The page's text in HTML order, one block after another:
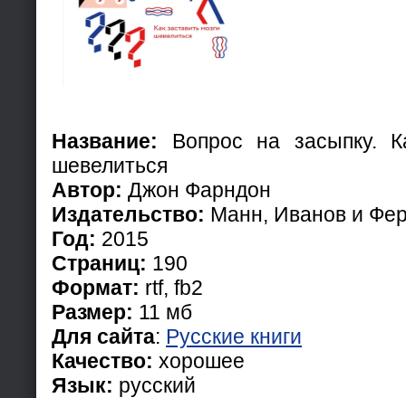
Название: Вопрос на засыпку.
шевелиться
Автор: Джон Фарндон
Издательство: Манн, Иванов и
Год: 2015
Страниц: 190
Формат: rtf, fb2
Размер: 11 мб
Для сайта: Русские книги
Качество: хорошее
Язык: русский